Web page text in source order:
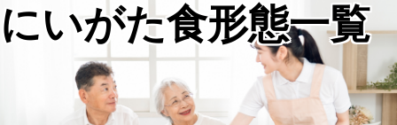
にいがた食形態一覧